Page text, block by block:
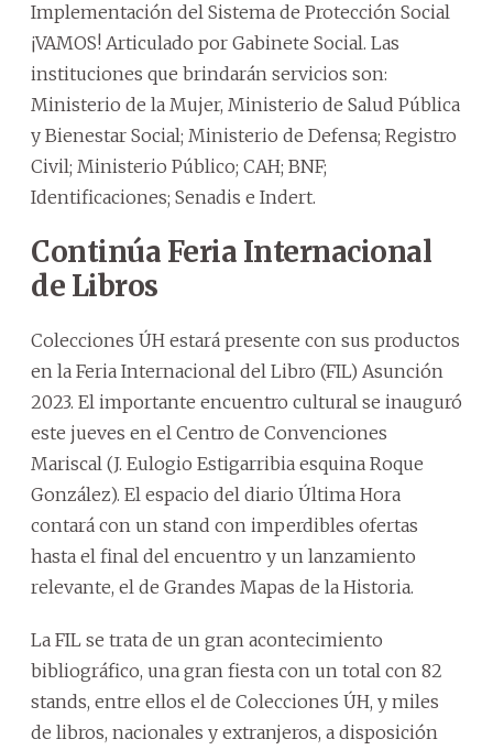
Implementación del Sistema de Protección Social
¡VAMOS! Articulado por Gabinete Social. Las
instituciones que brindarán servicios son:
Ministerio de la Mujer, Ministerio de Salud Pública
y Bienestar Social; Ministerio de Defensa; Registro
Civil; Ministerio Público; CAH; BNF;
Identificaciones; Senadis e Indert.
Continúa Feria Internacional
de Libros
Colecciones ÚH estará presente con sus productos
en la Feria Internacional del Libro (FIL) Asunción
2023. El importante encuentro cultural se inauguró
este jueves en el Centro de Convenciones
Mariscal (J. Eulogio Estigarribia esquina Roque
González). El espacio del diario Última Hora
contará con un stand con imperdibles ofertas
hasta el final del encuentro y un lanzamiento
relevante, el de Grandes Mapas de la Historia.
La FIL se trata de un gran acontecimiento
bibliográfico, una gran fiesta con un total con 82
stands, entre ellos el de Colecciones ÚH, y miles
de libros, nacionales y extranjeros, a disposición